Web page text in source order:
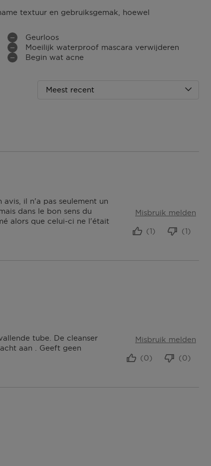
textuur en gebruiksgemak, hoewel
Geurloos
Moeilijk waterproof mascara verwijderen
Begin wat acne
Meest recent
il n'a pas seulement un
dans le bon sens du
alors que celui-ci ne l'était
Misbruik melden
(1)
(1)
tube. De cleanser
aan . Geeft geen
Misbruik melden
(0)
(0)